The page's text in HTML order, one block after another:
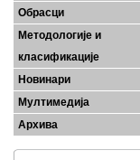
Обрасци
Методологије и
класификације
Новинари
Мултимедија
Архива